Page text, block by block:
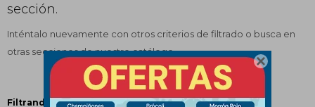

sección.
Inténtalo nuevamente con otros criterios de filtrado o busca en
otras secciones de nuestro catálogo.
Filtrando por: Comidas preparadas
Burritos